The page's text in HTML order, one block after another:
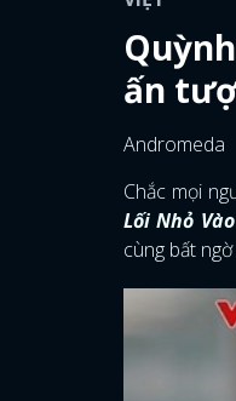
ấn
Andromeda
Chắc mọi
Lối Nhỏ
cùng bất